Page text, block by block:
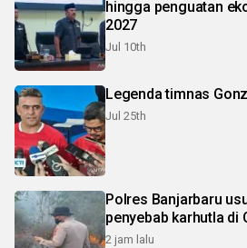
hingga penguatan
2027
Jul 10th
Legenda timnas
Jul 25th
Polres Banjarbaru
penyebab karhutla di
2 jam lalu